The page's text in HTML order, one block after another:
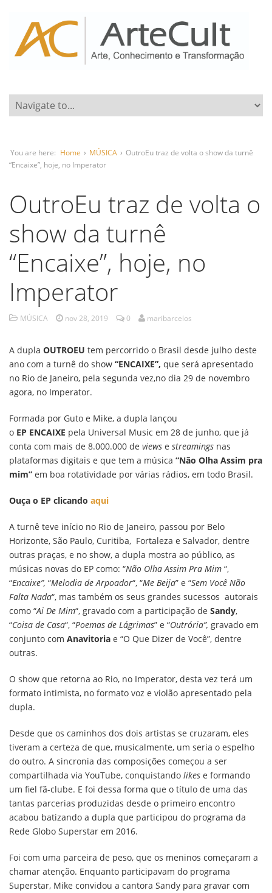
You are here: Home › MÚSICA › OutroEu traz de volta o show da turnê
“Encaixe”, hoje, no Imperator
OutroEu traz de volta o
show da turnê
“Encaixe”, hoje, no
Imperator
MÚSICA nov 28, 2019 0 maribarcelos
A dupla OUTROEU tem percorrido o Brasil desde julho deste
ano com a turnê do show “ENCAIXE”, que será apresentado
no Rio de Janeiro, pela segunda vez,no dia 29 de novembro
agora, no Imperator.
Formada por Guto e Mike, a dupla lançou
o EP ENCAIXE pela Universal Music em 28 de junho, que já
conta com mais de 8.000.000 de views e streamings nas
plataformas digitais e que tem a música “Não Olha Assim pra
mim” em boa rotatividade por várias rádios, em todo Brasil.
Ouça o EP clicando aqui
A turnê teve início no Rio de Janeiro, passou por Belo
Horizonte, São Paulo, Curitiba, Fortaleza e Salvador, dentre
outras praças, e no show, a dupla mostra ao público, as
músicas novas do EP como: “Não Olha Assim Pra Mim “,
“Encaixe”, “Melodia de Arpoador“, “Me Beija” e “Sem Você Não
Falta Nada“, mas também os seus grandes sucessos autorais
como “Ai De Mim“, gravado com a participação de Sandy,
“Coisa de Casa“, “Poemas de Lágrimas” e “Outrória”, gravado em
conjunto com Anavitoria e “O Que Dizer de Você”, dentre
outras.
O show que retorna ao Rio, no Imperator, desta vez terá um
formato intimista, no formato voz e violão apresentado pela
dupla.
Desde que os caminhos dos dois artistas se cruzaram, eles
tiveram a certeza de que, musicalmente, um seria o espelho
do outro. A sincronia das composições começou a ser
compartilhada via YouTube, conquistando likes e formando
um fiel fã-clube. E foi dessa forma que o título de uma das
tantas parcerias produzidas desde o primeiro encontro
acabou batizando a dupla que participou do programa da
Rede Globo Superstar em 2016.
Foi com uma parceira de peso, que os meninos começaram a
chamar atenção. Enquanto participavam do programa
Superstar, Mike convidou a cantora Sandy para gravar com